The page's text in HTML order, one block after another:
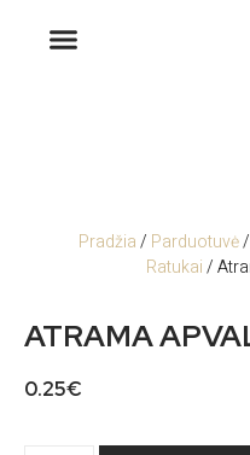
Pradžia/ Parduotuvė/
Ratukai/
ATRAMA
0.25€